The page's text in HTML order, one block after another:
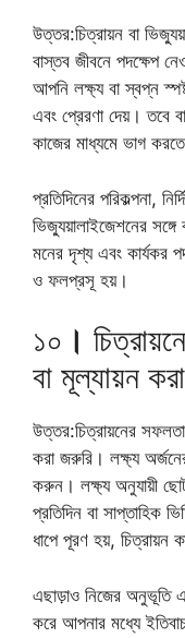
উত্তর:চিত্রায়ন বা
বাস্তব জীবনে পদক্ষেপ
আপনি লক্ষ্য বা স্বপ্ন
এবং প্রেরণা দেয়। তবে
কাজের মাধ্যমে ভাগ
প্রতিদিনের পরিকল্পনা,
ভিজ্যুয়ালাইজেশনের
মনের দৃশ্য এবং কার্যকর
ও ফলপ্রসূ হয়।
১০ ।
বা মূল্যায়ন
উত্তর:চিত্রায়নের সফলতা
করা জরুরি। লক্ষ্য
করুন। লক্ষ্য অনুযায়ী
প্রতিদিন বা সাপ্তাহিক
ধাপে পূরণ হয়, চিত্রায়ন
এছাড়াও নিজের অনুভূতি
করে আপনার মধ্যে